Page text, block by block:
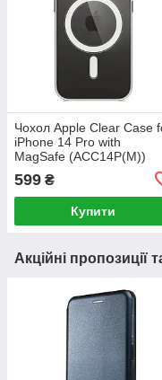
Чохол Apple Clear Case
iPhone 14 Pro with
MagSafe (ACC14P(M))
599 ₴
Купити
Акційні пропозиції